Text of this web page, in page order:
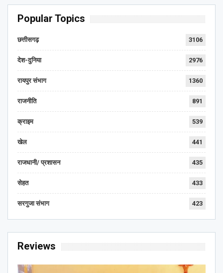
Popular Topics
छत्तीसगढ़ 3106
देश-दुनिया 2976
रायपुर संभाग 1360
राजनीति 891
क्राइम 539
खेल 441
राजधानी/ प्रशासन 435
सेहत 433
सरगुजा संभाग 423
Reviews